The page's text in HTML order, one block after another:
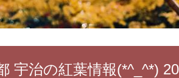
宇治の紅葉情報(*^_^*)